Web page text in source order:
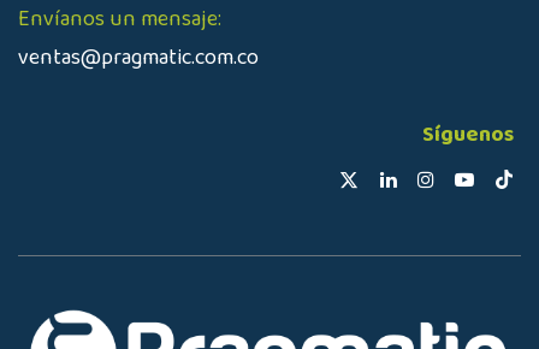
Envíanos un mensaje:
ventas@pragmatic.com.co
Síguenos